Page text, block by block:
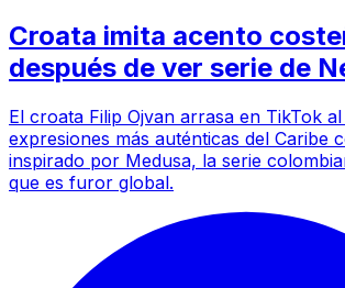
Croata imita acento
después de ver serie de
El croata Filip Ojvan arrasa en TikTok
expresiones más auténticas del Caribe
inspirado por Medusa, la serie
que es furor global.